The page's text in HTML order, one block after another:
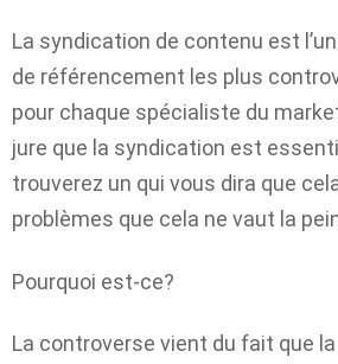
La syndication de contenu est
de référencement les plus
pour chaque spécialiste du
jure que la syndication est
trouverez un qui vous dira que
problèmes que cela ne vaut la
Pourquoi est-ce?
La controverse vient du fait que